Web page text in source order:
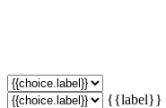
{{label}}